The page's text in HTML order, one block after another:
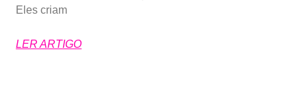
Eles criam
LER ARTIGO